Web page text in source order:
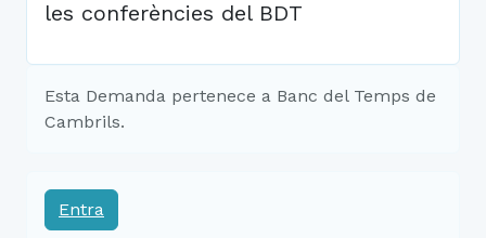
les conferències del BDT
Esta Demanda pertenece a Banc del Temps de
Cambrils.
Entra